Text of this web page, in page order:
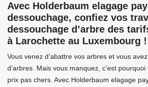
Avec Holderbaum elagage
dessouchage, confiez vos
dessouchage d’arbre des
à Larochette au Luxembourg !
Vous venez d’abattre vos arbres et vous
d’arbres. Mais vous manquez, c’est
prix pas chers. Avec Holderbaum elagage